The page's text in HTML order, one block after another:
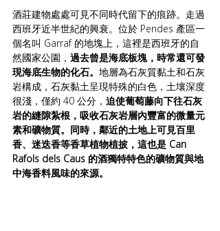
酒莊建物處處可見不同時代留下的痕跡。走過
西班牙近半世紀的興衰。位於 Pendes 產區一
個名叫 Garraf 的地塊上，這裡是西班牙的自
然國家公園， 過去曾是海底板塊，時常還可發
現海底生物的化石。 地層為石灰質黏土和石灰
岩構成，石灰黏土呈現特殊的白色，土壤深度
很淺，僅約 40 公分， 迫使葡萄藤向下往石灰
岩的縫隙紮根，吸收石灰岩層內豐富的微量元
素和礦物質。同時，鄰近的土地上可見百里
香、迷迭香等香草植物植披，這也是 Can
Rafols dels Caus 的酒獨特特色的礦物質與地
中海香料風味的來源。